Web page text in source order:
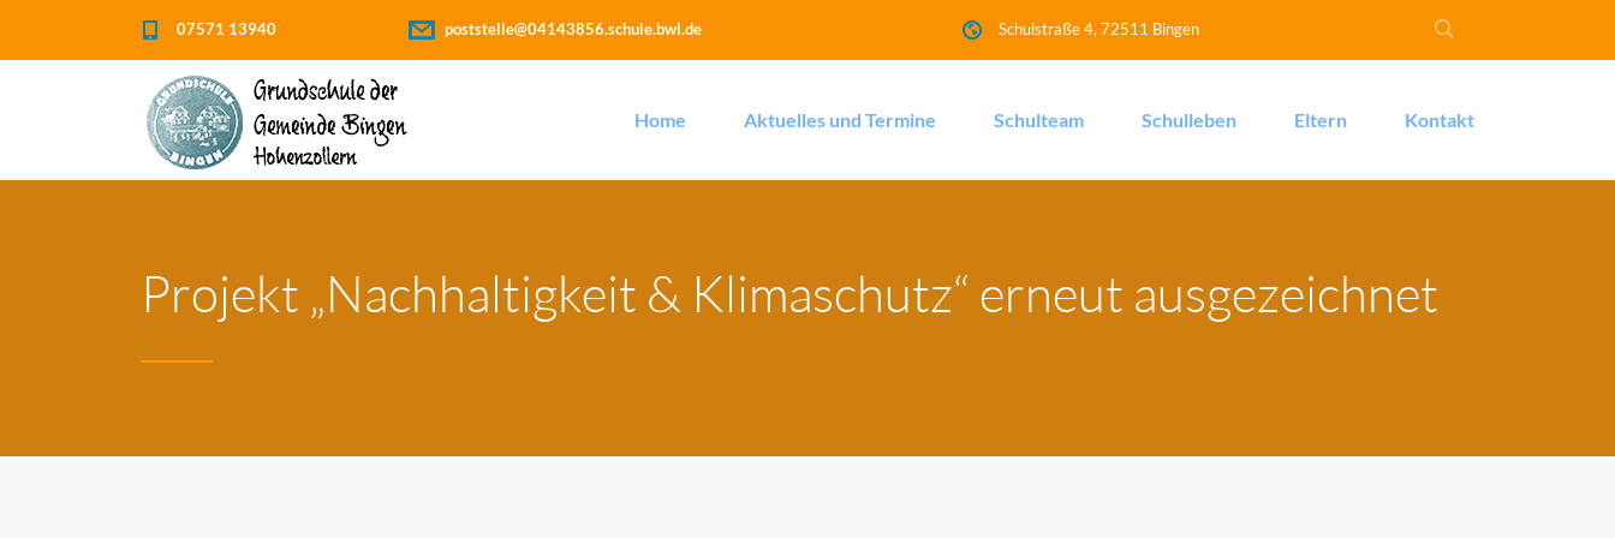
07571 13940 poststelle@04143856.schule.bwl.de Schulstraße 4, 72511 Bingen
Home Aktuelles und Termine Schulteam Schulleben Eltern Kontakt
Projekt „Nachhaltigkeit & Klimaschutz“ erneut ausgezeichnet